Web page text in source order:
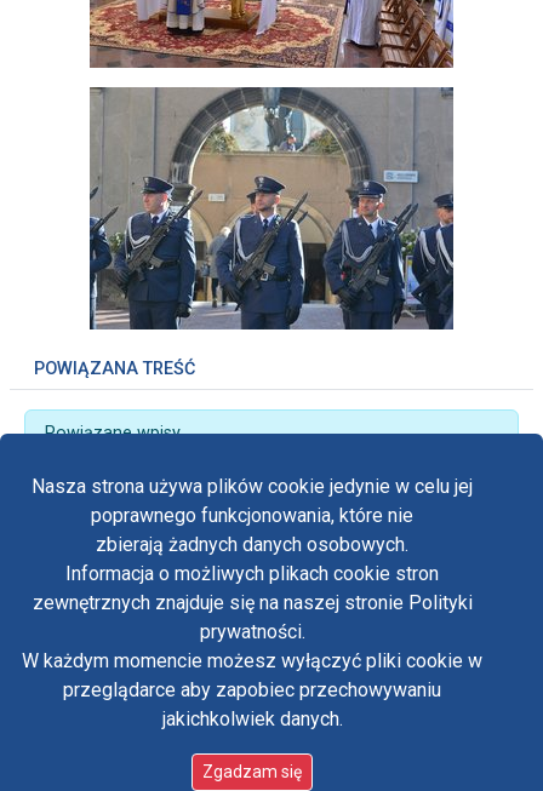
Nasza strona używa plików cookie jedynie w celu jej
poprawnego funkcjonowania, które nie
zbierają żadnych danych osobowych.
Informacja o możliwych plikach cookie stron
zewnętrznych znajduje się na naszej stronie Polityki
prywatności.
W każdym momencie możesz wyłączyć pliki cookie w
przeglądarce aby zapobiec przechowywaniu
jakichkolwiek danych.
Zgadzam się
POWIĄZANA TREŚĆ
Powiązane wpisy
27. Ogólnopolska Pielgrzymka Służby Więziennej
Copyright © Biuro Prasowe Jasnej Góry 2026
Polityka prywatności
Oświadczenie o dostępności
Standardy ochrony małoletnich w klasztorze OO.
Paulinów na Jasnej Górze